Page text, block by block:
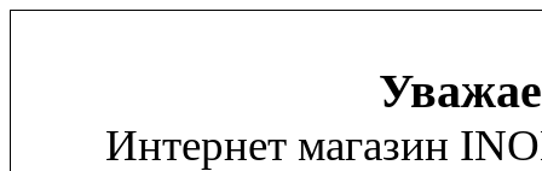
Интернет магазин